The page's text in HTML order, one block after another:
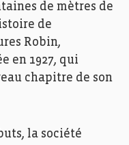
de mètres de
de
Robin,
en 1927, qui
chapitre de son
la société